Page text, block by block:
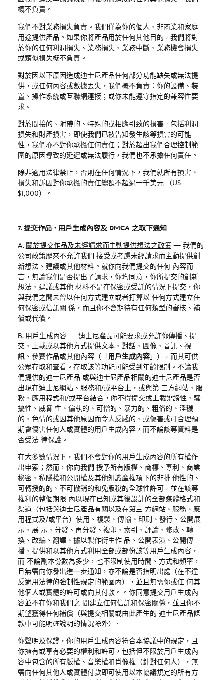
概不負責。
我們不對業務損失負責。我們僅為你的個人、非商業和家庭
用途提供產品。如果你將產品用於任何其他目的，我們將對
於你的任何利潤損失、業務損失、業務中斷、業務機會損失
或類似損失概不負責。
對於因以下原因造成迪士尼產品任何部分功能缺失或無法提
供，或任何內容或數據丟失，我們概不負責：你的設備、裝
置、操作系統或互聯網連接；或你未能遵守指定的兼容性要
求。
對於間接的、附帶的、特殊的或相應引致的損害，包括利潤
損失和財產損害，即使我們已被告知發生該等損害的可能
性，我們亦不對你承擔任何責任；對於超出我們合理控制範
圍的原因導致的延遲或無法履行，我們也不承擔任何責任。
除非適用法律禁止，否則在任何情況下，我們就所有損害、
損失和訴因對你承擔的責任總額不超過一千美元 （US
$1,000）。
7. 提交作品、用戶生成內容及 DMCA 之取下通知
A. 關於提交作品及未經請求而主動提供想法之政策 — 我們的
公司政策歷來不允許我們 接受或考慮未經請求而主動提供創
新想法、建議或其他材料。就你向我們提交的任何 內容而
言，無論我們是否提出了請求，你均同意，你所提交的創新
想法、建議或其他 材料不是在保密或受託的情況下提交，你
與我們之間未曾以任何方式建立或者打算以 任何方式建立任
何保密或信託關 係，而且你不會期待有任何類型的審核、補
償或代價。
B. 用戶生成內容 — 迪士尼產品可能要求或允許你傳播、提
交、上載或以其他方式提供文本、對話、圖像、音訊、視
訊、參賽作品或其他內容（「 用戶生成內容」），而其可供
公眾存取和查看。存取該等功能可能受到年齡限制。不論我
們提供的迪士尼產品 或與迪士尼產品相關的迪士尼產品是否
出現在迪士尼網站、服務和/或平台上，或與第 三方網站、服
務、應用程式和/或平台結合，你不得提交或上載誹謗性、騷
擾性、威脅 性、偏執的、可憎的、暴力的、粗俗的、淫穢
的、色情的或因其他原因而令人反感的、或傷害或可合理預
期會傷害任何人或實體的用戶生成內容，而不論該等資料是
否受法 律保護。
在大多數情況下，我們不會對你的用戶生成內容的所有權作
出申索；然而，你向我們 授予所有版權、商標、專利、商業
秘密、私隱權和公開權及其他知識產權項下的非排 他性的、
可轉授的的、不可撤銷的和免版稅的全球性許可，並在該等
權利的整個期限 內以現在已知或其後設計的全部媒體格式和
渠道（包括與迪士尼產品有關以及在第三 方網站、服務、應
用程式及/或平台）使用、複製、傳輸、印刷、發行、公開展
示、展 示、分發、再分發、複印、索引、評論、修改、轉
換、改編、翻譯、據以製作衍生作 品、公開表演、公開傳
播、提供和以其他方式利用全部或部份該等用戶生成內容，
而 不論副本份數為多少，也不限制使用時間、方式和頻率，
且無需向你發出進一步通知，亦不論是否指明出處（在不違
反適用法律的強制性規定的範圍內），並且無需你或任 何其
他個人或實體的許可或向其付款。。你同意提交用戶生成內
容並不在你和我們之 間建立任何信託和保密關係，並且你不
期望獲得任何補償（與提交相關或由此產生的 迪士尼產品條
款中可能明確說明的情況除外）。
你聲明及保證，你的用戶生成內容符合本協議中的規定，且
你擁有或享有必要的權利和許可，包括但不限於用戶生成內
容中包含的所有版權、音樂權和肖像權（針對任何人），無
需向任何其他人或實體付款即可使用以本協議規定的所有方